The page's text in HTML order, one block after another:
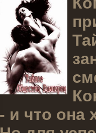
- и что она